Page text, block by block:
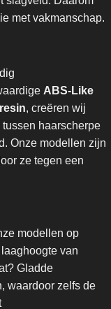
met vakmanschap.
ABS-Like
, creëren wij
haarscherpe
Onze modellen zijn
ze tegen een
modellen op
van
Gladde
waardoor zelfs de